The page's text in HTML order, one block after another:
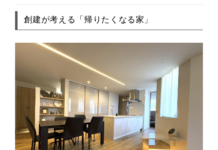
創建が考える「帰りたくなる家」